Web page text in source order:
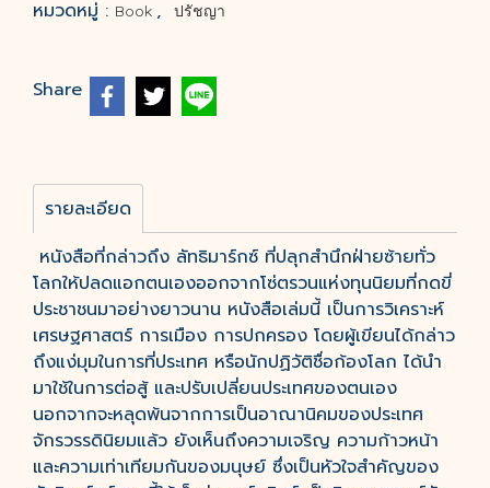
หมวดหมู่ : Book , ปรัชญา
Share
รายละเอียด
หนังสือที่กล่าวถึง ลัทธิมาร์กซ์ ที่ปลุกสำนึกฝ่ายซ้ายทั่ว
โลกให้ปลดแอกตนเองออกจากโซ่ตรวนแห่งทุนนิยมที่กดขี่
ประชาชนมาอย่างยาวนาน หนังสือเล่มนี้ เป็นการวิเคราะห์
เศรษฐศาสตร์ การเมือง การปกครอง โดยผู้เขียนได้กล่าว
ถึงแง่มุมในการที่ประเทศ หรือนักปฏิวัติชื่อก้องโลก ได้นำ
มาใช้ในการต่อสู้ และปรับเปลี่ยนประเทศของตนเอง
นอกจากจะหลุดพ้นจากการเป็นอาณานิคมของประเทศ
จักรวรรดินิยมแล้ว ยังเห็นถึงความเจริญ ความก้าวหน้า
และความเท่าเทียมกันของมนุษย์ ซึ่งเป็นหัวใจสำคัญของ